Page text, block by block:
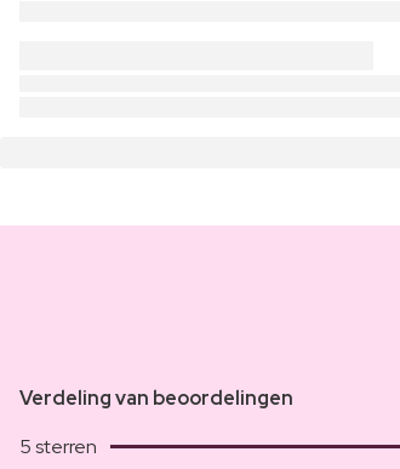
Verdeling van beoordelingen
5 sterren